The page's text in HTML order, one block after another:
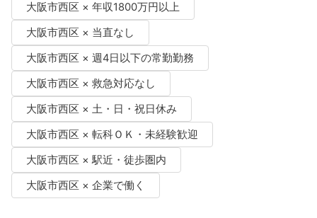
大阪市西区 × 年収1800万円以上
大阪市西区 × 当直なし
大阪市西区 × 週4日以下の常勤勤務
大阪市西区 × 救急対応なし
大阪市西区 × 土・日・祝日休み
大阪市西区 × 転科ＯＫ・未経験歓迎
大阪市西区 × 駅近・徒歩圏内
大阪市西区 × 企業で働く